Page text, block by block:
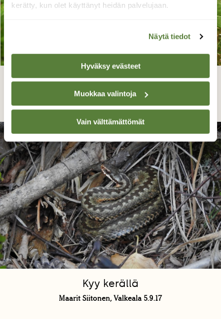
kerätty, kun olet käyttänyt heidän palvelujaan.
Näytä tiedot
Hyväksy evästeet
Muokkaa valintoja
Vain välttämättömät
Horsmakiitäjän toukka
Maarit Siitonen, Valkeala 6.9.17
Kyy kerällä
Maarit Siitonen, Valkeala 5.9.17